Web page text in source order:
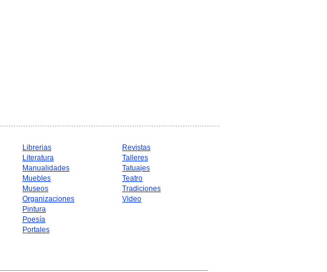
Librerias
Literatura
Manualidades
Muebles
Museos
Organizaciones
Pintura
Poesía
Portales
Revistas
Talleres
Tatuajes
Teatro
Tradiciones
Video